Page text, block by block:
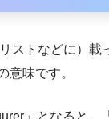
ストなどに）載
意味です。
」となると、